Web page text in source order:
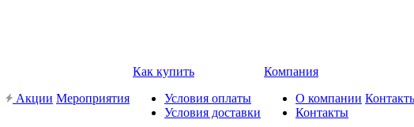
Акции Мероприятия
Как купить
Условия оплаты
Условия доставки
Компания
О компании
Контакты